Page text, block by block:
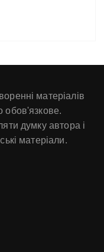
матеріалів
обов'язкове.
думку автора і
матеріали.